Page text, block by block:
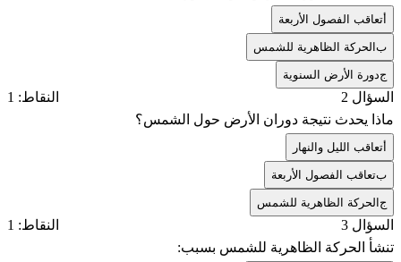
تعاقب الفصول الأربعة
بالحركة الظاهرية للشمس
جدورة الأرض السنوية
السؤال 2
النقاط: 1
ماذا يحدث نتيجة دوران الأرض حول الشمس؟
تعاقب الليل والنهار
بتعاقب الفصول الأربعة
جالحركة الظاهرية للشمس
السؤال 3
النقاط: 1
تنشأ الحركة الظاهرية للشمس بسبب: